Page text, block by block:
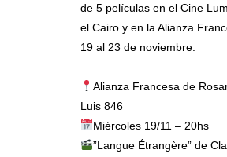
de 5 películas en el Cine
el Cairo y en la Alianza
19 al 23 de noviembre.
Alianza Francesa de
Luis 846
Miércoles 19/11 – 20hs
”Langue Étrangère” de